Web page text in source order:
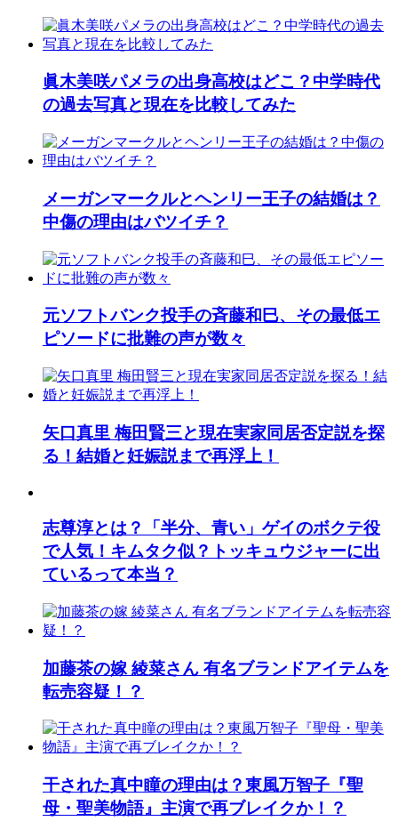
眞木美咲パメラの出身高校はどこ？中学時代
の過去写真と現在を比較してみた
メーガンマークルとヘンリー王子の結婚は？
中傷の理由はバツイチ？
元ソフトバンク投手の斉藤和巳、その最低エ
ピソードに批難の声が数々
矢口真里 梅田賢三と現在実家同居否定説を探
る！結婚と妊娠説まで再浮上！
志尊淳とは？「半分、青い」ゲイのボクテ役
で人気！キムタク似？トッキュウジャーに出
ているって本当？
加藤茶の嫁 綾菜さん 有名ブランドアイテムを
転売容疑！？
干された真中瞳の理由は？東風万智子『聖
母・聖美物語』主演で再ブレイクか！？